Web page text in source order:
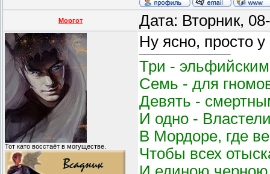
Моргот Дата: Вторник,
Тот като восстаёт в могуществе.
Ну ясно, просто
Три -
Семь - для
Девять -
И одно -
В Мордоре, где
Чтобы всех